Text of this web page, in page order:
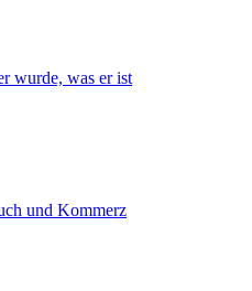
wurde, was er ist
und Kommerz